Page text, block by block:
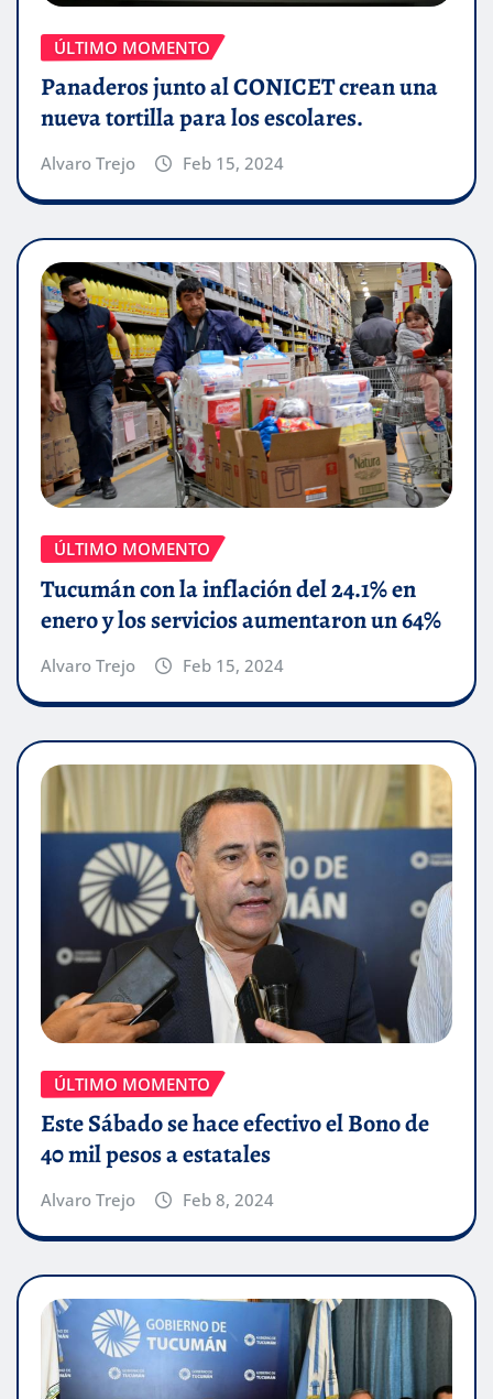
ÚLTIMO MOMENTO
Panaderos junto al CONICET crean una
nueva tortilla para los escolares.
Alvaro Trejo Feb 15, 2024
ÚLTIMO MOMENTO
Tucumán con la inflación del 24.1% en
enero y los servicios aumentaron un 64%
Alvaro Trejo Feb 15, 2024
ÚLTIMO MOMENTO
Este Sábado se hace efectivo el Bono de
40 mil pesos a estatales
Alvaro Trejo Feb 8, 2024